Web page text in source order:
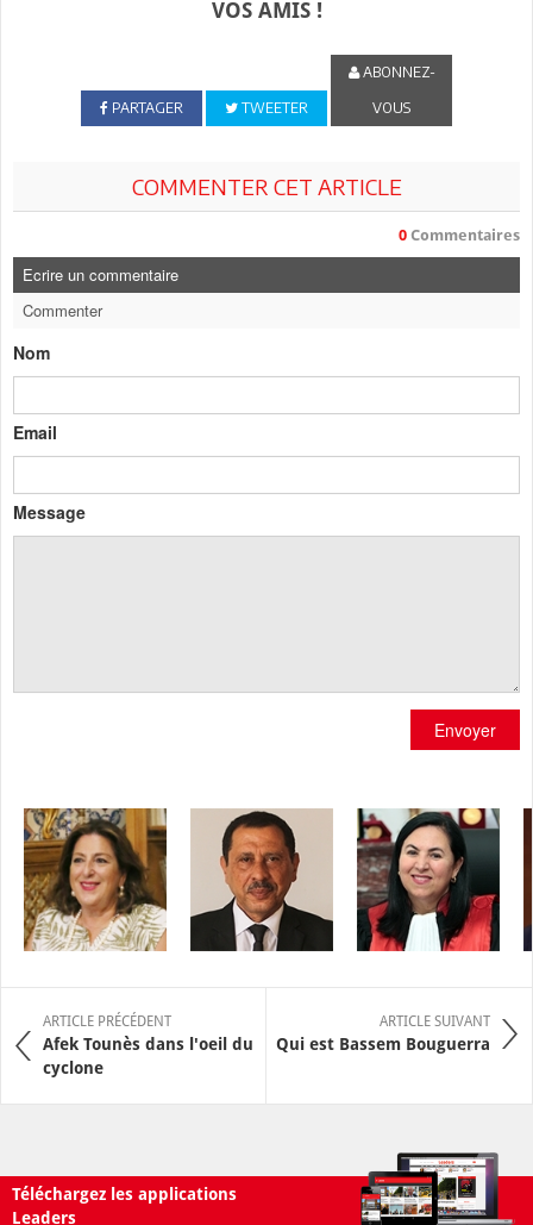
VOS AMIS !
PARTAGER TWEETER
ABONNEZ-
VOUS
COMMENTER CET ARTICLE
0 Commentaires
Ecrire un commentaire
Commenter
Nom
Email
Message
Envoyer
ARTICLE PRÉCÉDENT
Afek Tounès dans l'oeil du
cyclone
ARTICLE SUIVANT
Qui est Bassem Bouguerra
Téléchargez les applications
Leaders